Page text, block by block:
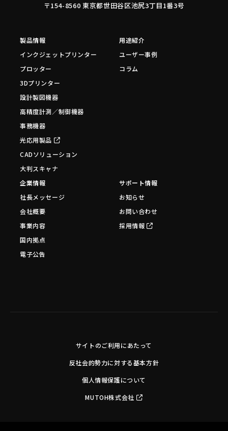
〒154-8560 東京都世田谷区池尻3丁目1番3号
製品情報
インクジェットプリンター
プロッター
3Dプリンター
設計製図機器
高精度計測／制御機器
事務機器
光応用製品
CADソリューション
大判スキャナ
用途紹介
ユーザー事例
コラム
企業情報
社長メッセージ
会社概要
事業内容
国内拠点
電子公告
サポート情報
お知らせ
お問い合わせ
採用情報
サイトのご利用にあたって
反社会的勢力に対する基本方針
個人情報保護について
MUTOH株式会社